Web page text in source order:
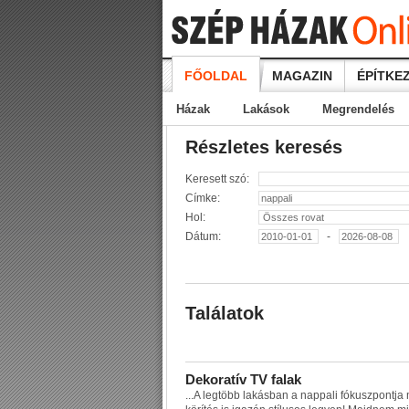
FŐOLDAL MAGAZIN
Házak Lakások Megrendelés
Részletes keresés
Keresett szó:
Címke:
Hol:
Dátum:
-
Találatok
Dekoratív TV falak
...A egtöbb akásban a nappa i fókuszpontja